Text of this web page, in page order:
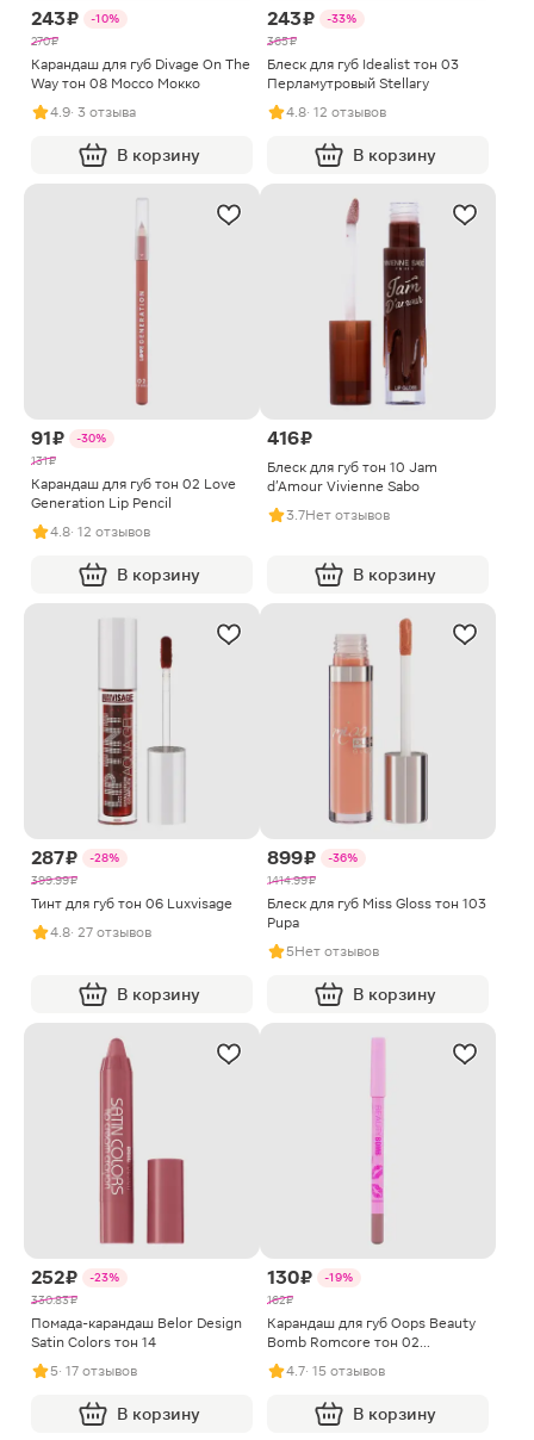
243 ₽
-10%
270 ₽
Карандаш для губ Divage On The
Way тон 08 Mocco Мокко
4.9· 3 отзыва
В корзину
243 ₽
-33%
365 ₽
Блеск для губ Idealist тон 03
Перламутровый Stellary
4.8· 12 отзывов
В корзину
91 ₽
-30%
131 ₽
Карандаш для губ тон 02 Love
Generation Lip Pencil
4.8· 12 отзывов
В корзину
416 ₽
Блеск для губ тон 10 Jam
d'Amour Vivienne Sabo
3.7Нет отзывов
В корзину
287 ₽
-28%
399.99 ₽
Тинт для губ тон 06 Luxvisage
4.8· 27 отзывов
В корзину
899 ₽
-36%
1414.99 ₽
Блеск для губ Miss Gloss тон 103
Pupa
5Нет отзывов
В корзину
252 ₽
-23%
330.83 ₽
Помада-карандаш Belor Design
Satin Colors тон 14
5· 17 отзывов
В корзину
130 ₽
-19%
162 ₽
Карандаш для губ Oops Beauty
Bomb Romcore тон 02
Коричневый
4.7· 15 отзывов
В корзину